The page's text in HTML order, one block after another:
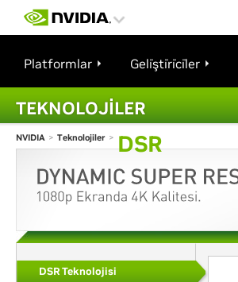
Platformlar Geli̇şti̇ri̇ci̇ler
TEKNOLOJİLER
NVIDIA > Teknolojiler > DSR
DSR Teknolojisi